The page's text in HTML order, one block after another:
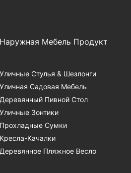
Наружная Мебель Продукт
Уличные Стулья & Шезлонги
Уличная Садовая Мебель
Деревянный Пивной Стол
Уличные Зонтики
Прохладные Сумки
Кресла-Качалки
Деревянное Пляжное Весло